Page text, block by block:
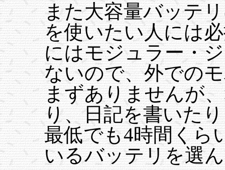
また大容量バッテ
を使いたい人には
にはモジュラー・
ないので、外での
まずありませんが
り、日記を書いた
最低でも4時間くら
いるバッテリを選